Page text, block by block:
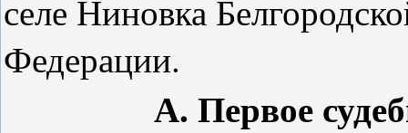
селе Ниновка
Федерации.
А. Первое